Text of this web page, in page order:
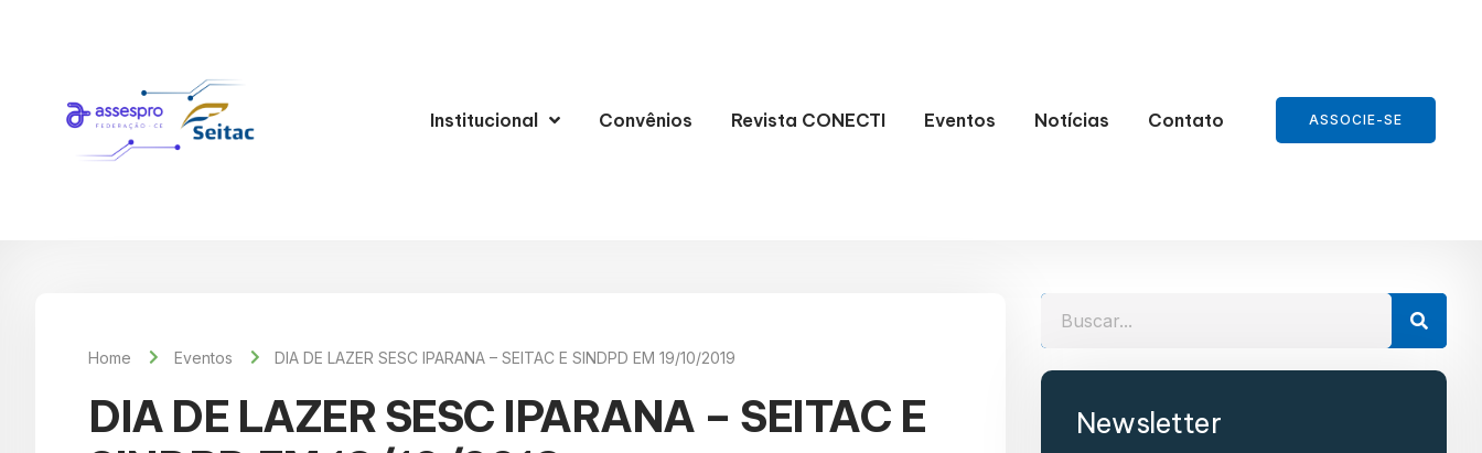
Institucional Convênios Revista CONECTI Eventos Notícias Contato ASSOCIE-SE
Home Eventos DIA DE LAZER SESC IPARANA – SEITAC E SINDPD EM 19/10/2019
DIA DE LAZER SESC IPARANA – SEITAC E
Newsletter